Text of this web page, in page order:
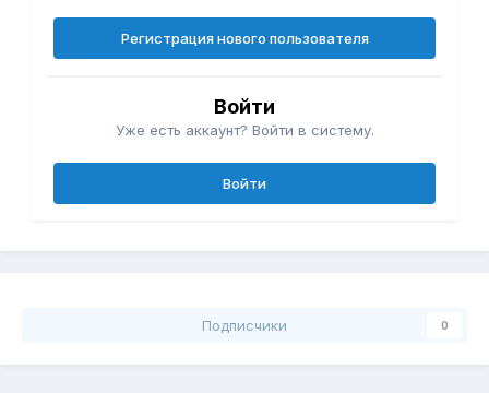
Регистрация нового пользователя
Войти
Уже есть аккаунт? Войти в систему.
Войти
Подписчики 0